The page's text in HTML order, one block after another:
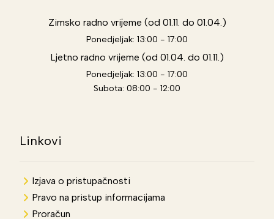
Zimsko radno vrijeme (od 01.11. do 01.04.)
Ponedjeljak: 13:00 - 17:00
Ljetno radno vrijeme (od 01.04. do 01.11.)
Ponedjeljak: 13:00 - 17:00
Subota: 08:00 - 12:00
Linkovi
Izjava o pristupačnosti
Pravo na pristup informacijama
Proračun